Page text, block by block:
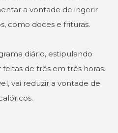
a vontade de ingerir
como doces e frituras.
diário, estipulando
de três em três horas.
vai reduzir a vontade de